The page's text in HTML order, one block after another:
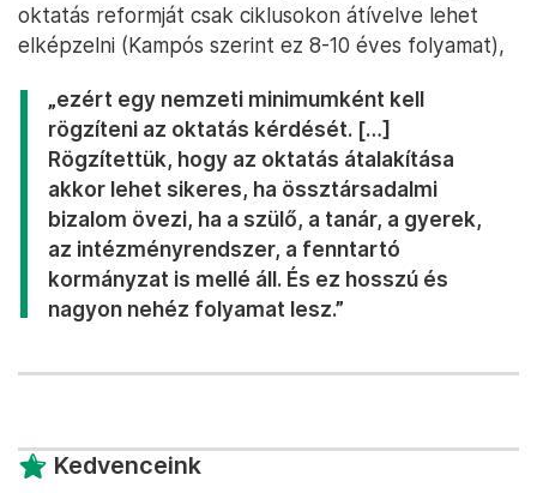
oktatás reformját csak ciklusokon átívelve lehet
elképzelni (Kampós szerint ez 8-10 éves folyamat),
„ezért egy nemzeti minimumként kell
rögzíteni az oktatás kérdését. […]
Rögzítettük, hogy az oktatás átalakítása
akkor lehet sikeres, ha össztársadalmi
bizalom övezi, ha a szülő, a tanár, a gyerek,
az intézményrendszer, a fenntartó
kormányzat is mellé áll. És ez hosszú és
nagyon nehéz folyamat lesz.”
Kedvenceink